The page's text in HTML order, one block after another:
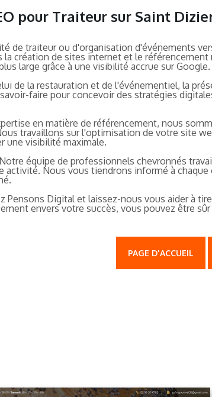
pour Traiteur sur Saint
de traiteur ou d'organisation d'événements
création de sites internet et le
large grâce à une visibilité accrue sur Google.
de la restauration et de l'événementiel, la
faire pour concevoir des stratégies
en matière de référencement, nous
travaillons sur l'optimisation de votre site
une visibilité maximale.
équipe de professionnels chevronnés
Nous vous tiendrons informé à
Pensons Digital et laissez-nous vous aider à
envers votre succès, vous pouvez être
PAGE D'ACCUEIL